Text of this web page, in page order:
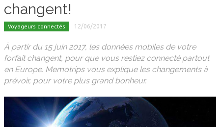
TESTS
changent!
Voyageurs connectés 12/06/2017
À partir du 15 juin 2017, les données mobiles de votre
forfait changent, pour que vous restiez connecté partout
en Europe. Memotrips vous explique les changements à
prévoir, pour votre plus grand bonheur.